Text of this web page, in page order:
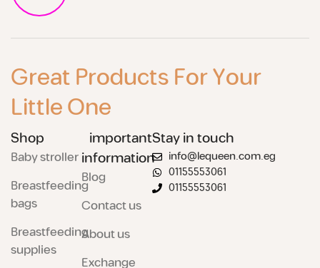
Great Products For Your
Little One
Shop
Baby stroller
Breastfeeding
bags
Breastfeeding
supplies
important
information
Blog
Contact us
About us
Exchange
Stay in touch
info@lequeen.com.eg
01155553061
01155553061